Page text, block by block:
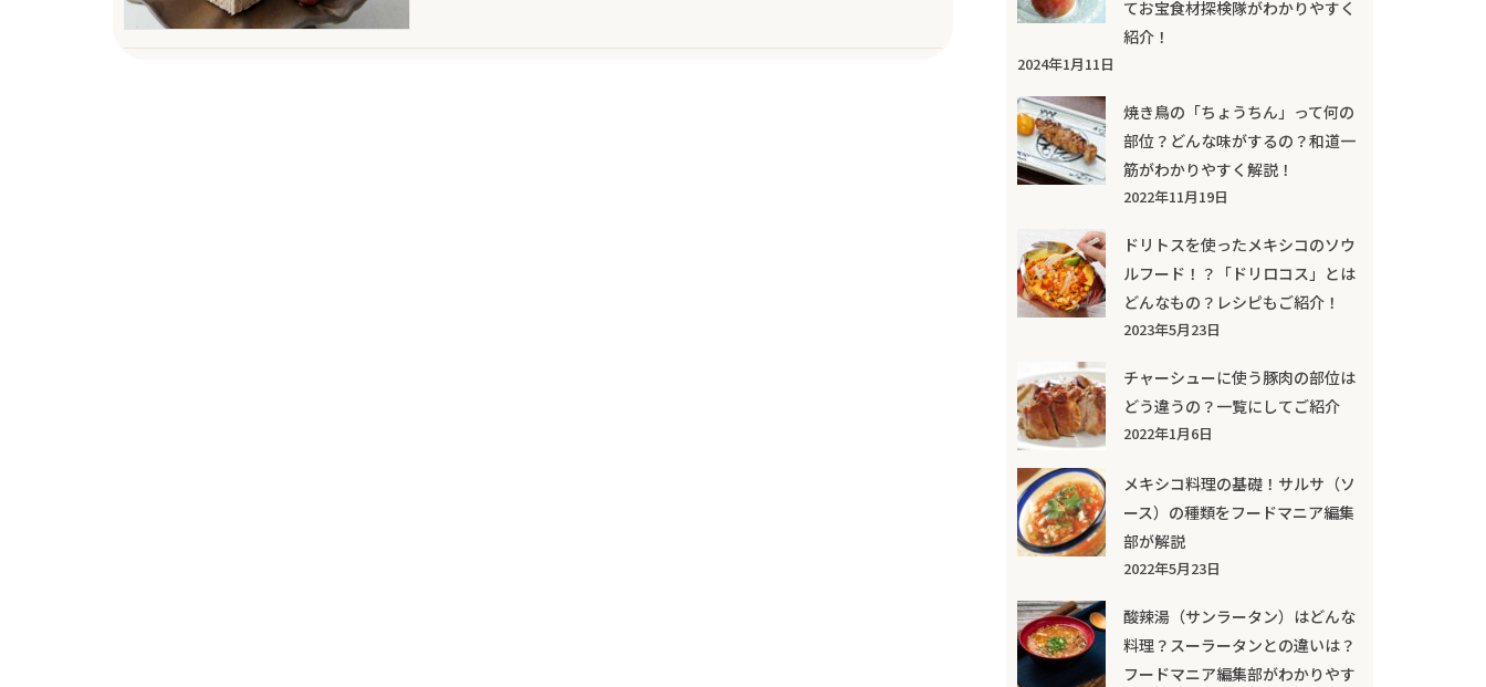
てお宝食材探検隊がわかりやすく
紹介！
2024年1月11日
焼き鳥の「ちょうちん」って何の
部位？どんな味がするの？和道一
筋がわかりやすく解説！
2022年11月19日
ドリトスを使ったメキシコのソウ
ルフード！？「ドリロコス」とは
どんなもの？レシピもご紹介！
2023年5月23日
チャーシューに使う豚肉の部位は
どう違うの？一覧にしてご紹介
2022年1月6日
メキシコ料理の基礎！サルサ（ソ
ース）の種類をフードマニア編集
部が解説
2022年5月23日
酸辣湯（サンラータン）はどんな
料理？スーラータンとの違いは？
フードマニア編集部がわかりやす